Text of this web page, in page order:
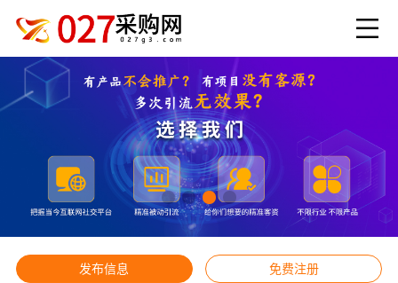
发布信息 免费注册